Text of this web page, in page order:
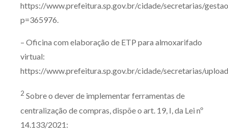
https://www.prefeitura.sp.gov.br/cidade/secretarias/
p=365976.
– Oficina com elaboração de ETP para almoxarifado
virtual:
https://www.prefeitura.sp.gov.br/cidade/secretarias/
2 Sobre o dever de implementar ferramentas de
centralização de compras, dispõe o art. 19, I, da Lei nº
14.133/2021: